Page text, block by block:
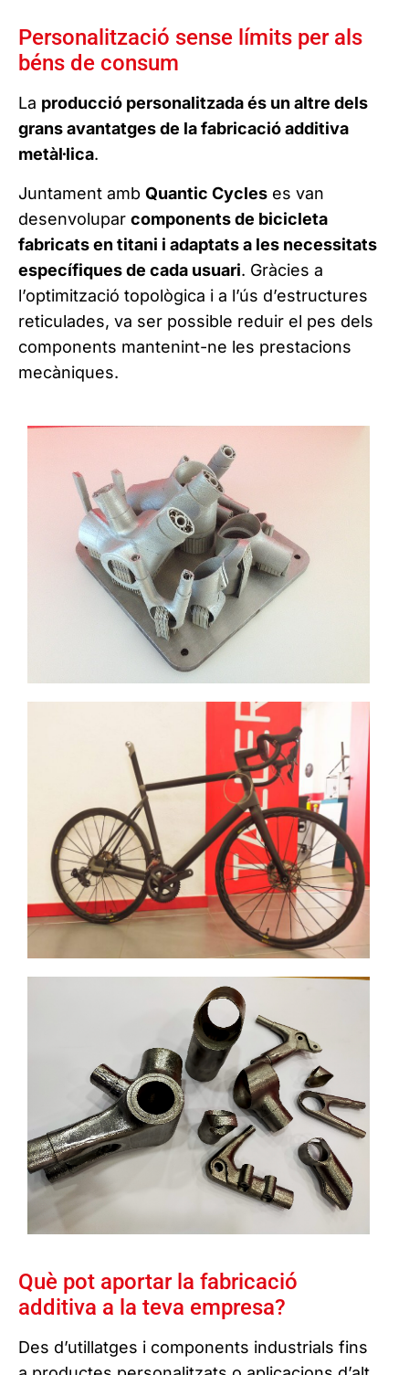
Personalització sense límits per als
béns de consum
La producció personalitzada és un altre dels
grans avantatges de la fabricació additiva
metàl·lica.
Juntament amb Quantic Cycles es van
desenvolupar components de bicicleta
fabricats en titani i adaptats a les necessitats
específiques de cada usuari. Gràcies a
l’optimització topològica i a l’ús d’estructures
reticulades, va ser possible reduir el pes dels
components mantenint-ne les prestacions
mecàniques.
Què pot aportar la fabricació
additiva a la teva empresa?
Des d’utillatges i components industrials fins